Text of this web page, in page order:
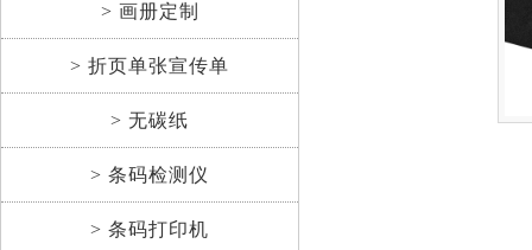
> 画册定制
> 折页单张宣传单
> 无碳纸
> 条码检测仪
> 条码打印机